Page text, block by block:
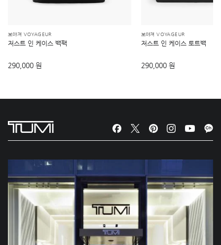
보야져 VOYAGEUR
저스트 인 케이스 백팩
290,000 원
보야져 VOYAGEUR
저스트 인 케이스 토트백
290,000 원